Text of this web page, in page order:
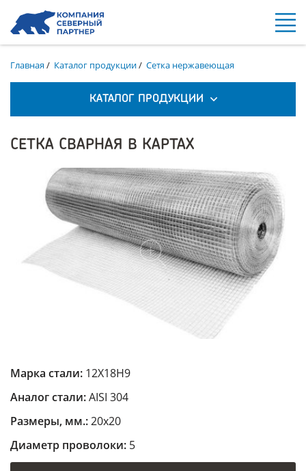
Главная/ Каталог продукции/ Сетка нержавеющая
КАТАЛОГ ПРОДУКЦИИ
СЕТКА СВАРНАЯ В КАРТАХ
Марка стали: 12Х18Н9
Аналог стали:AISI 304
Размеры, мм.:20х20
Диаметр проволоки: 5